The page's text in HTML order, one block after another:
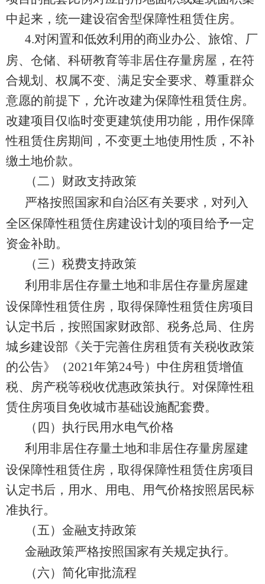
中起来，统一建设宿舍型保障性租赁住房。
4.对闲置和低效利用的商业办公、旅馆、厂
房、仓储、科研教育等非居住存量房屋， 在符
合规划 、权属不变、满足安全要求、尊重群众
意愿的前提下，允许改建为保障性租赁住房。
改建项目仅临时变更建筑使用功能，用作保障
性租赁住房期间，不变更土地使用性质，不补
缴土地价款。
（二）财政支持政策
严格按照国家和自治区有关要求，对列入
全区保障性租赁住房建设计划的项目给予一定
资金补助。
（三）税费支持政策
利用非居住存量土地和非居住存量房屋建
设保障性租赁住房，取得保障性租赁住房项目
认定书后，按照国家财政部、税务总局、住房
城乡建设部《关于完善住房租赁有关税收政策
的公告》（2021年第24号）中住房租赁增值
税、房产税等税收优惠政策执行。对保障性租
赁住房项目免收城市基础设施配套费。
（四）执行民用水电气价格
利用非居住存量土地和非居住存量房屋建
设保障性租赁住房，取得保障性租赁住房项目
认定书后，用水、用电、用气价格按照居民标
准执行。
（五）金融支持政策
金融政策严格按照国家有关规定执行。
（六）简化审批流程